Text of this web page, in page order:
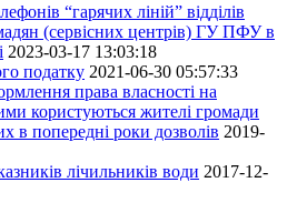
“гарячих ліній” відділів
(сервісних центрів) ГУ ПФУ в
2023-03-17 13:03:18
податку 2021-06-30 05:57:33
права власності на
користуються жителі громади
в попередні роки дозволів 2019-
лічильників води 2017-12-